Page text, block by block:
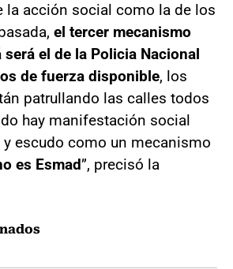
la acción social como la de los
el tercer mecanismo
el de la Policia Nacional
de fuerza disponible, los
patrullando las calles todos
hay manifestación social
escudo como un mecanismo
es Esmad”, precisó la